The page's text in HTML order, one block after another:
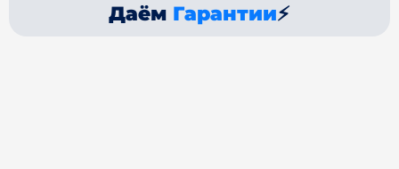
Даём Гарантии⚡